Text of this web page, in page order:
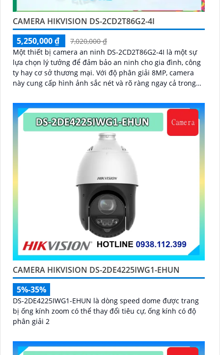
CAMERA HIKVISION DS-2CD2T86G2-4I
5,250,000 ₫
7,020,000 ₫
Một thiết bị camera an ninh DS-2CD2T86G2-4I là một sự
lựa chọn lý tưởng để đảm bảo an ninh cho gia đình, công
ty hay cơ sở thương mại. Với độ phân giải 8MP, camera
này cung cấp hình ảnh sắc nét và rõ ràng ngay cả trong
CAMERA HIKVISION DS-2DE4225IWG1-EHUN
5%-35%
DS-2DE4225IWG1-EHUN là dòng speed dome được trang
bị ống kính zoom có thể thay đổi tiêu cự, ống kính có độ
phân giải 2